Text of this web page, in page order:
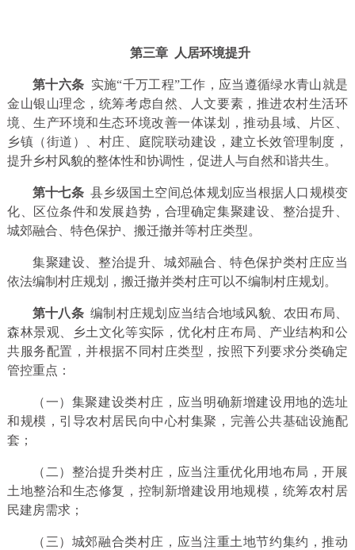
第三章 人居环境提升
第十六条 实施“千万工程”工作，应当遵循绿水青山就是
金山银山理念，统筹考虑自然、人文要素，推进农村生活环
境、生产环境和生态环境改善一体谋划，推动县域、片区、
乡镇（街道）、村庄、庭院联动建设，建立长效管理制度，
提升乡村风貌的整体性和协调性，促进人与自然和谐共生。
第十七条 县乡级国土空间总体规划应当根据人口规模变
化、区位条件和发展趋势，合理确定集聚建设、整治提升、
城郊融合、特色保护、搬迁撤并等村庄类型。
集聚建设、整治提升、城郊融合、特色保护类村庄应当
依法编制村庄规划，搬迁撤并类村庄可以不编制村庄规划。
第十八条 编制村庄规划应当结合地域风貌、农田布局、
森林景观、乡土文化等实际，优化村庄布局、产业结构和公
共服务配置，并根据不同村庄类型，按照下列要求分类确定
管控重点：
（一）集聚建设类村庄，应当明确新增建设用地的选址
和规模，引导农村居民向中心村集聚，完善公共基础设施配
套；
（二）整治提升类村庄，应当注重优化用地布局，开展
土地整治和生态修复，控制新增建设用地规模，统筹农村居
民建房需求；
（三）城郊融合类村庄，应当注重土地节约集约，推动